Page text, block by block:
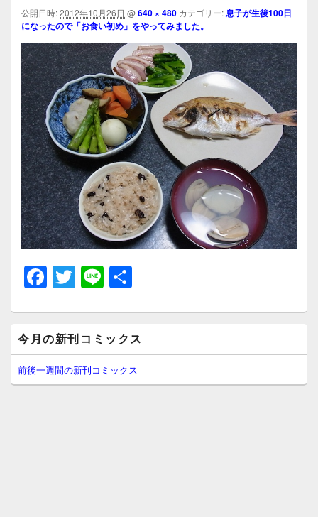
ビ
ー
シ
ョ
ン
公開日時:2012年10月26日 @640 × 480 カテゴリー:息子が生後100日
になったので「お食い初め」をやってみました。
F
a
c
e
b
o
T
wi
tt
er
Li
n
e
イ
ン
サ
イ
今月の新刊コミックス
前後一週間の新刊コミックス